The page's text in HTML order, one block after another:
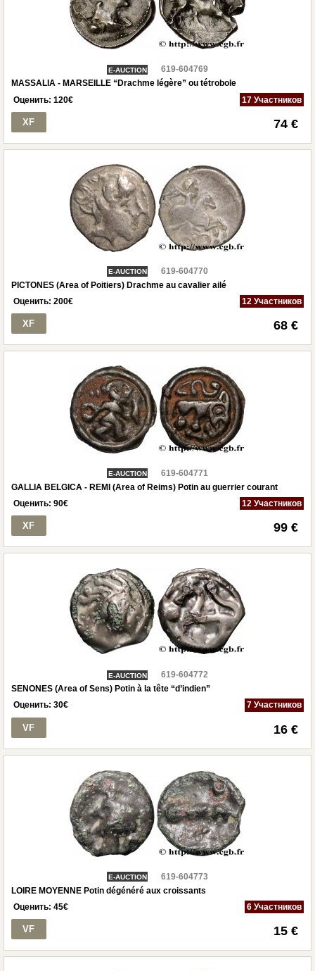
E-AUCTION
619-604769
MASSALIA - MARSEILLE “Drachme légère” ou tétrobole
Оценить: 120€ 17 Участников
XF 74 €
E-AUCTION
619-604770
PICTONES (Area of Poitiers) Drachme au cavalier ailé
Оценить: 200€ 12 Участников
XF 68 €
E-AUCTION
619-604771
GALLIA BELGICA - REMI (Area of Reims) Potin au guerrier courant
Оценить: 90€ 12 Участников
XF 99 €
E-AUCTION
619-604772
SENONES (Area of Sens) Potin à la tête “d’indien”
Оценить: 30€ 7 Участников
VF 16 €
E-AUCTION
619-604773
LOIRE MOYENNE Potin dégénéré aux croissants
Оценить: 45€ 6 Участников
VF 15 €